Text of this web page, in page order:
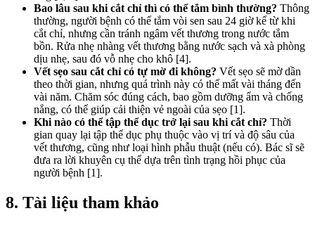
Bao lâu sau khi cắt chỉ thì có thể tắm bình thường? Thông
thường, người bệnh có thể tắm vòi sen sau 24 giờ kể từ khi
cắt chỉ, nhưng cần tránh ngâm vết thương trong nước tắm
bồn. Rửa nhẹ nhàng vết thương bằng nước sạch và xà phòng
dịu nhẹ, sau đó vỗ nhẹ cho khô [4].
Vết sẹo sau cắt chỉ có tự mờ đi không? Vết sẹo sẽ mờ dần
theo thời gian, nhưng quá trình này có thể mất vài tháng đến
vài năm. Chăm sóc đúng cách, bao gồm dưỡng ẩm và chống
nắng, có thể giúp cải thiện vẻ ngoài của sẹo [1].
Khi nào có thể tập thể dục trở lại sau khi cắt chỉ? Thời
gian quay lại tập thể dục phụ thuộc vào vị trí và độ sâu của
vết thương, cũng như loại hình phẫu thuật (nếu có). Bác sĩ sẽ
đưa ra lời khuyên cụ thể dựa trên tình trạng hồi phục của
người bệnh [1].
8. Tài liệu tham khảo